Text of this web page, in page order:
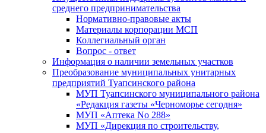
среднего предпринимательства
Нормативно-правовые акты
Материалы корпорации МСП
Коллегиальный орган
Вопрос - ответ
Информация о наличии земельных участков
Преобразование муниципальных унитарных
предприятий Туапсинского района
МУП Туапсинского муниципального района
«Редакция газеты «Черноморье сегодня»
МУП «Аптека No 288»
МУП «Дирекция по строительству,